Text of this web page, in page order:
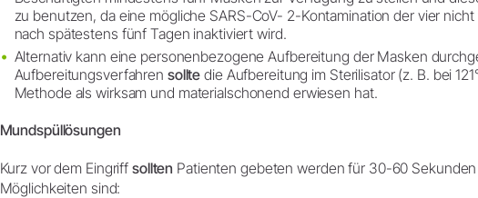
zu benutzen, da eine mögliche SARS-CoV- 2-Kontamination der vier
nach spätestens fünf Tagen inaktiviert wird.
Alternativ kann eine personenbezogene Aufbereitung der Masken
Aufbereitungsverfahren solltedie Aufbereitung im Sterilisator (z. B. bei
Methode als wirksam und materialschonend erwiesen hat.
Mundspüllösungen
Kurz vor dem Eingriffsollten Patienten gebeten werden für 30-60
Möglichkeiten sind: